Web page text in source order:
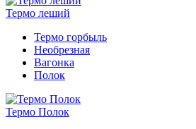
Термо леший
Термо горбыль
Необрезная
Вагонка
Полок
Термо Полок